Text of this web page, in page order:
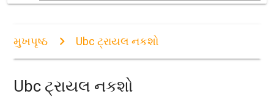
મુખપૃષ્ઠ Ubc ટ્રાયલ નકશો
Ubc ટ્રાયલ નકશો